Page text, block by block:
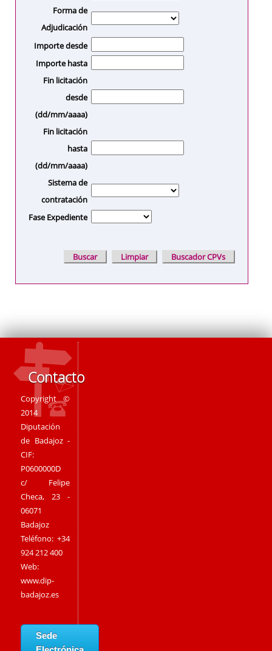
Forma de
Adjudicación
Importe desde
Importe hasta
Fin licitación
desde
(dd/mm/aaaa)
Fin licitación
hasta
(dd/mm/aaaa)
Sistema de
contratación
Fase Expediente
Contacto
Copyright ©
2014
Diputación
de Badajoz -
CIF:
P0600000D
c/ Felipe
Checa, 23 -
06071
Badajoz
Teléfono: +34
924 212 400
Web:
www.dip-
badajoz.es
Sede